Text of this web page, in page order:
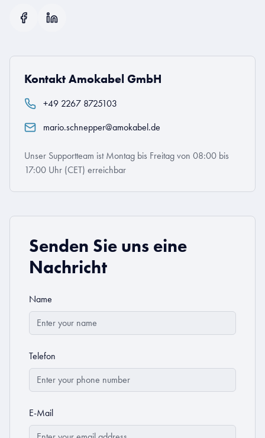
Kontakt Amokabel GmbH
+49 2267 8725103
mario.schnepper@amokabel.de
Unser Supportteam ist Montag bis Freitag von 08:00 bis
17:00 Uhr (CET) erreichbar
Senden Sie uns eine
Nachricht
Name
Telefon
E-Mail